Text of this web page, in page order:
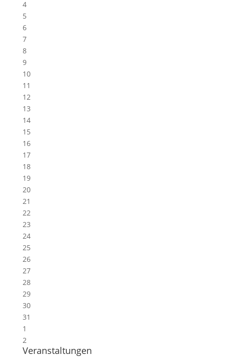
4
5
6
7
8
9
10
11
12
13
14
15
16
17
18
19
20
21
22
23
24
25
26
27
28
29
30
31
1
2
Veranstaltungen